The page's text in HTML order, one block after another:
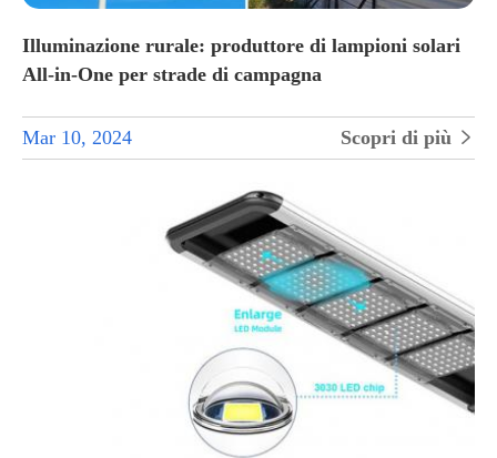
Illuminazione rurale: produttore di lampioni solari
All-in-One per strade di campagna
Mar 10, 2024 Scopri di più 